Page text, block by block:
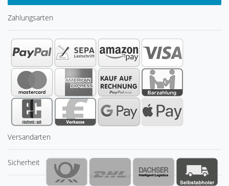
Zahlungsarten
Versandarten
Sicherheit